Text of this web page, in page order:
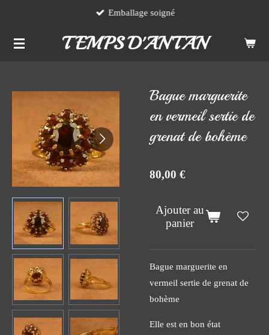
contenu
TEMPS D'ANTAN
Emballage soigné
Bague marguerite
en vermeil sertie de
grenat de bohème
80,00 €
Ajouter au
panier
Bague marguerite en
vermeil sertie de grenat de
bohème
Elle est en bon état